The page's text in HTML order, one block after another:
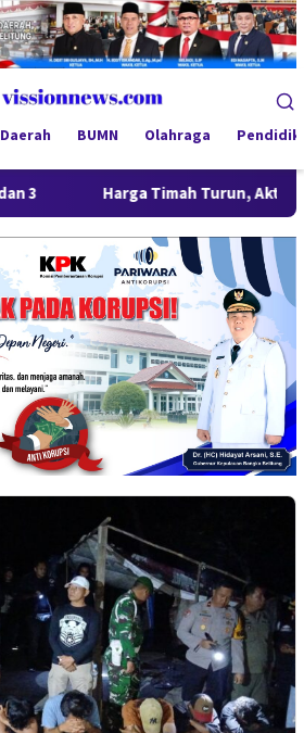
Daerah BUMN Olahraga
Harga Timah Turun, Aktivitas